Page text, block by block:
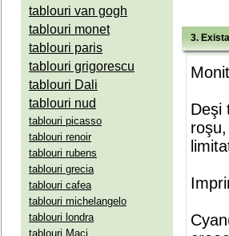
tablouri van gogh
tablouri monet
tablouri paris
tablouri grigorescu
tablouri Dali
tablouri nud
tablouri picasso
tablouri renoir
tablouri rubens
tablouri grecia
tablouri cafea
tablouri michelangelo
tablouri londra
tablouri Maci
3.
Deşi